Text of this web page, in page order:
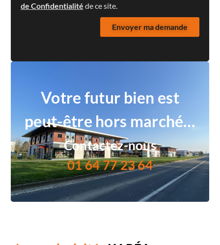
de Confidentialité de ce site.
Envoyer ma demande
Votre futur bien est
peut-être hors marché…
Contactez-nous
01 64 77 23 64